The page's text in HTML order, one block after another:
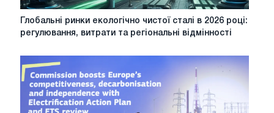
Глобальні
чистої
сталі
в
2026
році:
Глобальні ринки екологічно чистої сталі в 2026 році:
регулювання, витрати та регіональні відмінності